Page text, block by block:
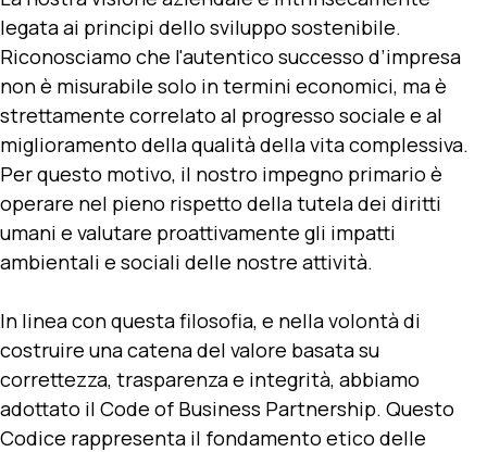
legata ai principi dello sviluppo sostenibile.
Riconosciamo che l'autentico successo d’impresa
non è misurabile solo in termini economici, ma è
strettamente correlato al progresso sociale e al
miglioramento della qualità della vita complessiva.
Per questo motivo, il nostro impegno primario è
operare nel pieno rispetto della tutela dei diritti
umani e valutare proattivamente gli impatti
ambientali e sociali delle nostre attività.
In linea con questa filosofia, e nella volontà di
costruire una catena del valore basata su
correttezza, trasparenza e integrità, abbiamo
adottato il Code of Business Partnership. Questo
Codice rappresenta il fondamento etico delle